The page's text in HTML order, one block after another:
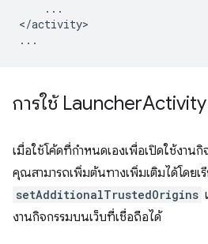
...
</activity>
การใช้ Launcher
เมื่อใช้โค้ดที่กําหนดเองเพื่อเปิดใช้งาน
คุณสามารถเพิ่มต้นทางเพิ่มเติมได้โดยเ
setAdditionalTrustedOrigins
งานกิจกรรมบนเว็บที่เชื่อถือได้